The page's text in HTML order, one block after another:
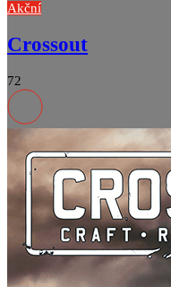
Akční
Crossout
72